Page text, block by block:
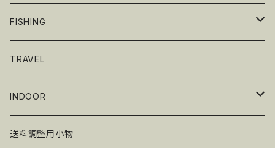
テーブルウェア
グリル・BBQ
Renegade Outdoor
FISHING
ギア
ワーム
TRAVEL
INDOOR
ゲームアクセサリー
送料調整用小物